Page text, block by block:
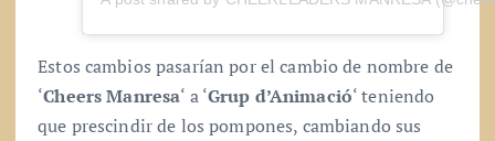
Estos cambios pasarían por el cambio de nombre de
‘Cheers Manresa‘ a ‘Grup d’Animació‘ teniendo
que prescindir de los pompones, cambiando sus